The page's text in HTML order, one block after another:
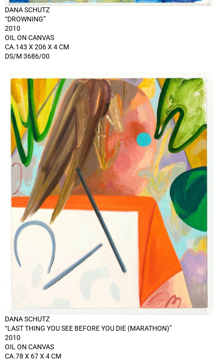
DANA SCHUTZ
“DROWNING”
2010
OIL ON CANVAS
CA.143 X 206 X 4 CM
DS/M 3686/00
DANA SCHUTZ
“LAST THING YOU SEE BEFORE YOU DIE (MARATHON)”
2010
OIL ON CANVAS
CA.78 X 67 X 4 CM